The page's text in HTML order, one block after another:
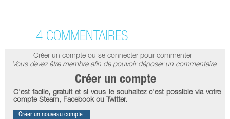
4 COMMENTAIRES
Créer un compte ou se connecter pour commenter
Vous devez être membre afin de pouvoir déposer un commentaire
Créer un compte
C'est facile, gratuit et si vous le souhaitez c'est possible via votre
compte Steam, Facebook ou Twitter.
Créer un nouveau compte